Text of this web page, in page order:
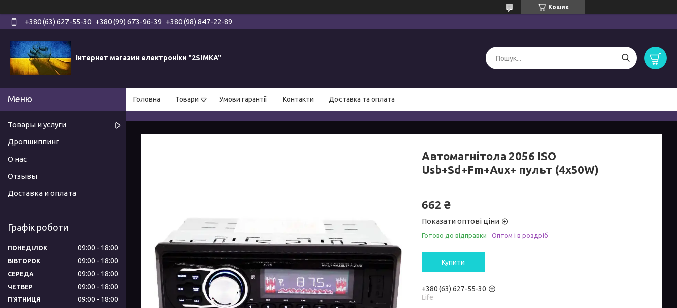
Кошик
+380 (63) 627-55-30 +380 (99) 673-96-39 +380 (98) 847-22-89
Інтернет магазин електроніки "2SIMKA"
Головна Товари Умови гарантії Контакти Доставка та оплата
Автомагнітола 2056 ISO
Usb+Sd+Fm+Aux+ пульт (4x50W)
662 ₴
Показати оптові ціни
Готово до відправки Оптом і в роздріб
Купити
+380 (63) 627-55-30
Life
Товары и услуги
Дропшиппинг
О нас
Отзывы
Доставка и оплата
Графік роботи
ПОНЕДІЛОК 09:00 18:00
ВІВТОРОК 09:00 18:00
СЕРЕДА 09:00 18:00
ЧЕТВЕР 09:00 18:00
ПʼЯТНИЦЯ 09:00 18:00